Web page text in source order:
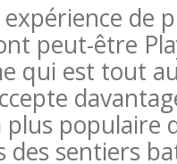
expérience de
peut-être
qui est tout
plus populaire
des sentiers